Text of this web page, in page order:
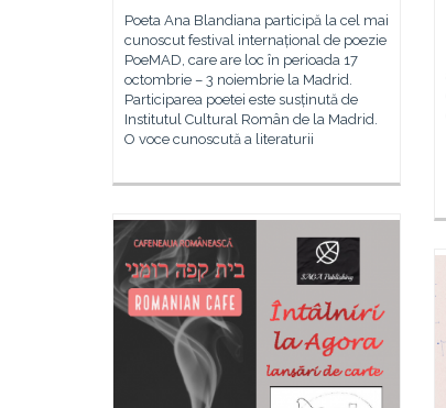
Poeta Ana Blandiana participă la cel mai
cunoscut festival internațional de poezie
PoeMAD, care are loc în perioada 17
octombrie – 3 noiembrie la Madrid.
Participarea poetei este susținută de
Institutul Cultural Român de la Madrid.
O voce cunoscută a literaturii